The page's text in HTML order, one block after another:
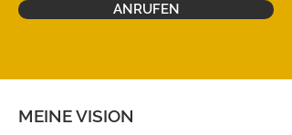
ANRUFEN
MEINE VISION